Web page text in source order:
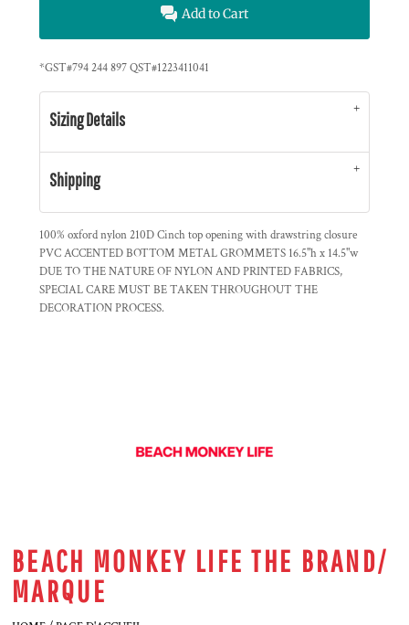
Add to Cart
*GST#794 244 897 QST#1223411041
Sizing Details
Shipping
100% oxford nylon 210D Cinch top opening with drawstring closure
PVC ACCENTED BOTTOM METAL GROMMETS 16.5"h x 14.5"w
DUE TO THE NATURE OF NYLON AND PRINTED FABRICS,
SPECIAL CARE MUST BE TAKEN THROUGHOUT THE
DECORATION PROCESS.
BEACH MONKEY LIFE THE BRAND/
MARQUE